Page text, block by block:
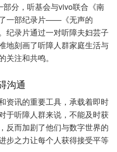
部分，听基会与vivo联合《南
一部纪录片——《无声的
纪录片通过一对听障夫妇芸子
地刻画了听障人群家庭生活与
注和共鸣。
沟通
资讯的重要工具，承载着即时
于听障人群来说，不能及时获
反而加剧了他们与数字世界的
步之力让每个人获得接受平等